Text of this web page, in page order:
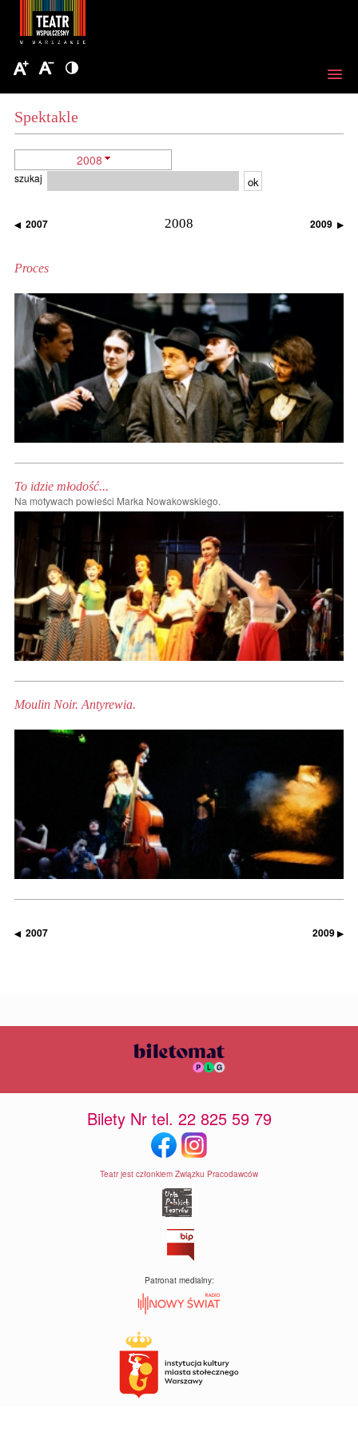
Spektakle
2008
szukaj ok
◀ 2007 2008 2009 ▶
Proces
To idzie młodość...
Na motywach powieści Marka Nowakowskiego.
Moulin Noir. Antyrewia.
◀ 2007 2009 ▶
Bilety Nr tel. 22 825 59 79
Teatr jest członkiem Związku Pracodawców
Patronat medialny: